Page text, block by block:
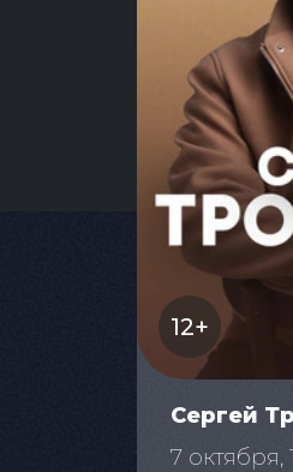
12+
Сергей
7 октября,